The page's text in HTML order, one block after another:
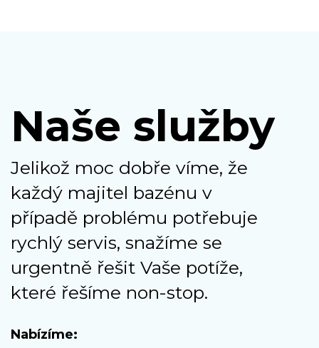
Naše služby
Jelikož moc dobře víme, že
každý majitel bazénu v
případě problému potřebuje
rychlý servis, snažíme se
urgentně řešit Vaše potíže,
které řešíme non-stop.
Nabízíme: